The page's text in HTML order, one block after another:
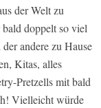
der Welt zu
doppelt so viel
andere zu Hause
Kitas, alles
Pretzells mit bald
Vielleicht würde